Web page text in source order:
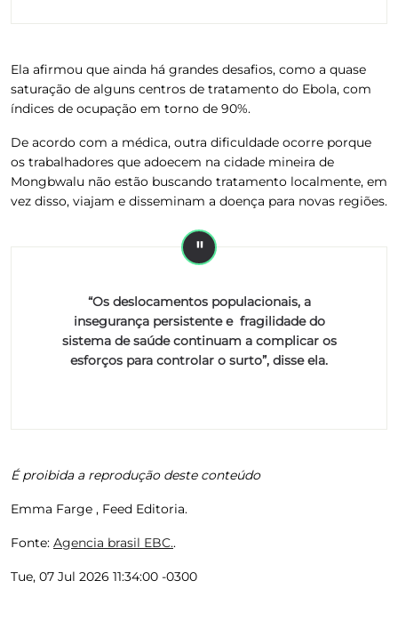
Ela afirmou que ainda há grandes desafios, como a quase
saturação de alguns centros de tratamento do Ebola, com
índices de ocupação em torno de 90%.
De acordo com a médica, outra dificuldade ocorre porque
os trabalhadores que adoecem na cidade mineira de
Mongbwalu não estão buscando tratamento localmente, em
vez disso, viajam e disseminam a doença para novas regiões.
“Os deslocamentos populacionais, a
insegurança persistente e fragilidade do
sistema de saúde continuam a complicar os
esforços para controlar o surto”, disse ela.
É proibida a reprodução deste conteúdo
Emma Farge , Feed Editoria.
Fonte: Agencia brasil EBC..
Tue, 07 Jul 2026 11:34:00 -0300